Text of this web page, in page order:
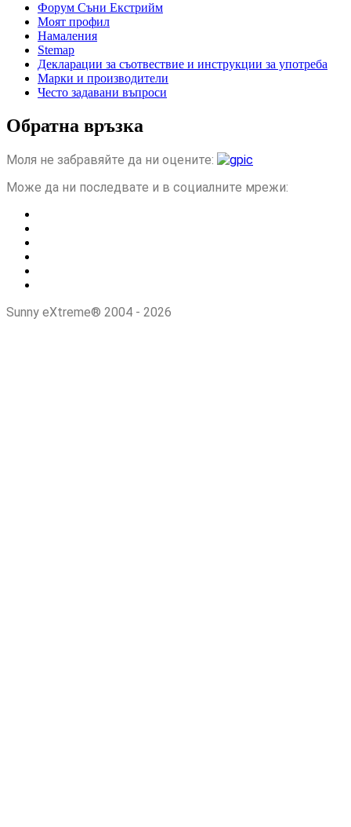
Форум Съни Екстрийм
Моят профил
Намаления
Stemap
Декларации за съотвествие и инструкции за употреба
Марки и производители
Често задавани въпроси
Обратна връзка
Моля не забравяйте да ни оцените:
Може да ни последвате и в социалните мрежи:
Sunny eXtreme® 2004 - 2026